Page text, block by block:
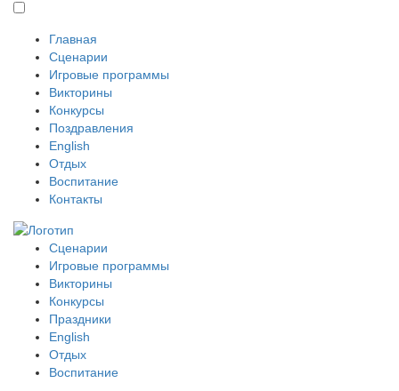
Главная
Сценарии
Игровые программы
Викторины
Конкурсы
Поздравления
English
Отдых
Воспитание
Контакты
Сценарии
Игровые программы
Викторины
Конкурсы
Праздники
English
Отдых
Воспитание